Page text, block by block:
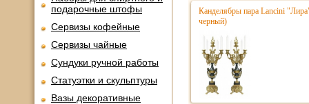
подарочные штофы
Сервизы кофейные
Сервизы чайные
Сундуки ручной работы
Статуэтки и скульптуры
Вазы декоративные
Канделябры пара Lancini
черный)